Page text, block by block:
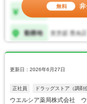
更新日：2026年6月27日
正社員 ドラッグストア（調剤
ウエルシア薬局株式会社 ウ